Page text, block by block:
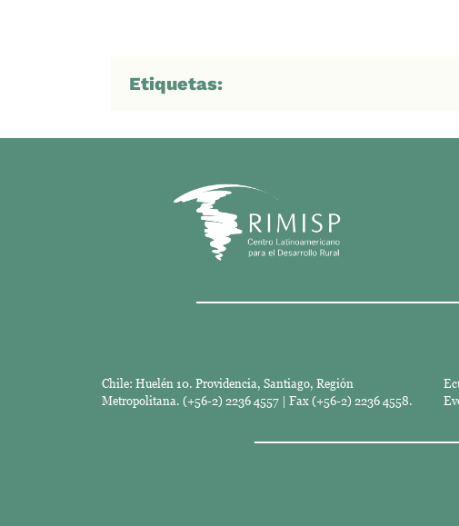
Etiquetas:
Chile: Huelén 10. Providencia, Santiago, Región
Metropolitana. (+56-2) 2236 4557 | Fax (+56-2) 2236 4558.